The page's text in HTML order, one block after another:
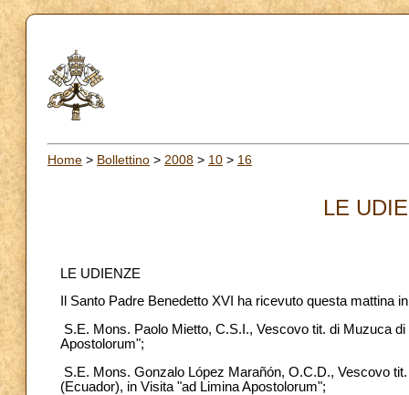
Home > Bollettino > 2008 > 10 > 16
LE
LE UDIENZE
Il Santo Padre Benedetto XVI ha ricevuto questa mattina
S.E. Mons. Paolo Mietto, C.S.I., Vescovo tit. di Muzuca
Apostolorum";
S.E. Mons. Gonzalo López Marañón, O.C.D., Vescovo
(Ecuador), in Visita "ad Limina Apostolorum";